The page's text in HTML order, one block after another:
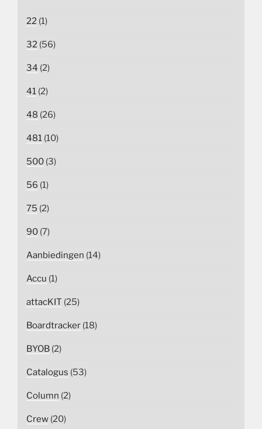
22 (1)
32 (56)
34 (2)
41 (2)
48 (26)
481 (10)
500 (3)
56 (1)
75 (2)
90 (7)
Aanbiedingen (14)
Accu (1)
attacKIT (25)
Boardtracker (18)
BYOB (2)
Catalogus (53)
Column (2)
Crew (20)